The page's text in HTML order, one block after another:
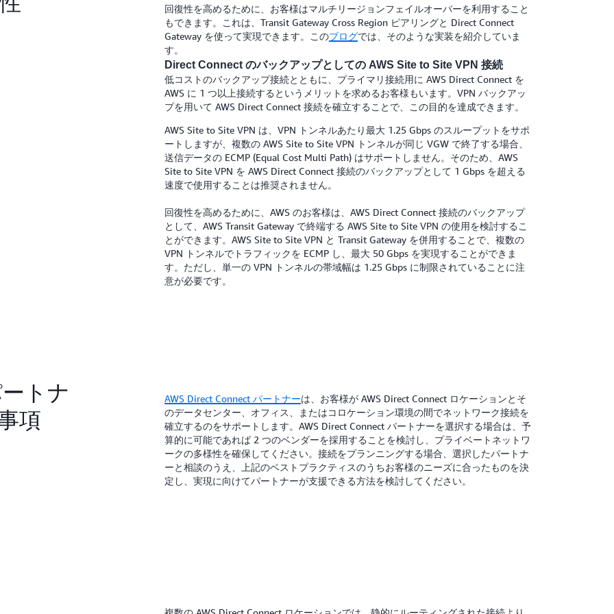
回復性を高めるために、お客様はマルチリージョンフェイルオーバーを利用すること
もできます。これは、Transit Gateway Cross Region ピアリングと Direct Connect
Gateway を使って実現できます。このブログでは、そのような実装を紹介していま
す。
Direct Connect のバックアップとしての AWS Site to Site VPN 接続
低コストのバックアップ接続とともに、プライマリ接続用に AWS Direct Connect を
AWS に 1 つ以上接続するというメリットを求めるお客様もいます。VPN バックアッ
プを用いて AWS Direct Connect 接続を確立することで、この目的を達成できます。
AWS Site to Site VPN は、VPN トンネルあたり最大 1.25 Gbps のスループットをサポ
ートしますが、複数の AWS Site to Site VPN トンネルが同じ VGW で終了する場合、
送信データの ECMP (Equal Cost Multi Path) はサポートしません。そのため、AWS
Site to Site VPN を AWS Direct Connect 接続のバックアップとして 1 Gbps を超える
速度で使用することは推奨されません。
回復性を高めるために、AWS のお客様は、AWS Direct Connect 接続のバックアップ
として、AWS Transit Gateway で終端する AWS Site to Site VPN の使用を検討するこ
とができます。AWS Site to Site VPN と Transit Gateway を併用することで、複数の
VPN トンネルでトラフィックを ECMP し、最大 50 Gbps を実現することができま
す。ただし、単一の VPN トンネルの帯域幅は 1.25 Gbps に制限されていることに注
意が必要です。
トナ
項
AWS Direct Connect パートナーは、お客様が AWS Direct Connect ロケーションとそ
のデータセンター、オフィス、またはコロケーション環境の間でネットワーク接続を
確立するのをサポートします。AWS Direct Connect パートナーを選択する場合は、予
算的に可能であれば 2 つのベンダーを採用することを検討し、プライベートネットワ
ークの多様性を確保してください。接続をプランニングする場合、選択したパートナ
ーと相談のうえ、上記のベストプラクティスのうちお客様のニーズに合ったものを決
定し、実現に向けてパートナーが支援できる方法を検討してください。